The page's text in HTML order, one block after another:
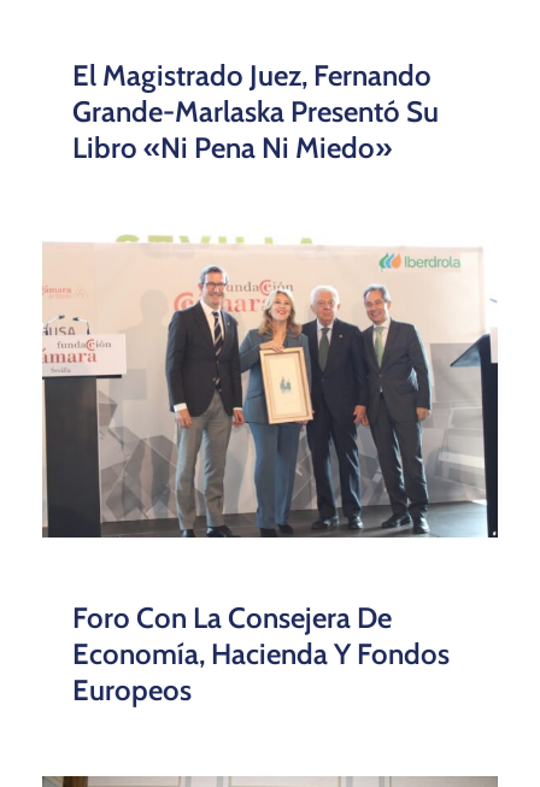
El Magistrado Juez, Fernando
Grande-Marlaska Presentó Su
Libro «Ni Pena Ni Miedo»
Foro Con La Consejera De
Economía, Hacienda Y Fondos
Europeos